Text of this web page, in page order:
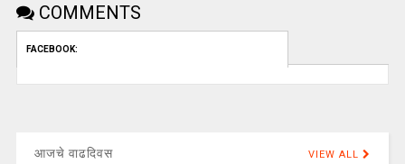
COMMENTS
FACEBOOK:
आजचे वाढदिवस VIEW ALL